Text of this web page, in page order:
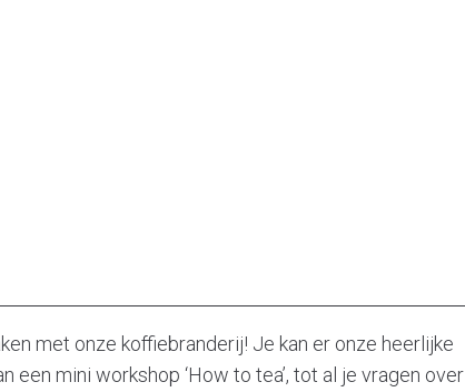
met onze koffiebranderij! Je kan er onze heerlijke
een mini workshop ‘How to tea’, tot al je vragen over